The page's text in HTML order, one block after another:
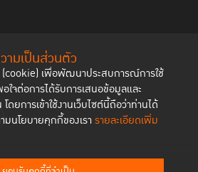
ามเป็นส่วนตัว
(cookie) เพื่อพัฒนาประสบการณ์การใช้
ใจต่อการได้รับการเสนอข้อมูลและ
ดยการเข้าใช้งานเว็บไซต์นี้ถือว่าท่านได้
มนโยบายคุกกี้ของเรา รายละเอียดเพิ่ม